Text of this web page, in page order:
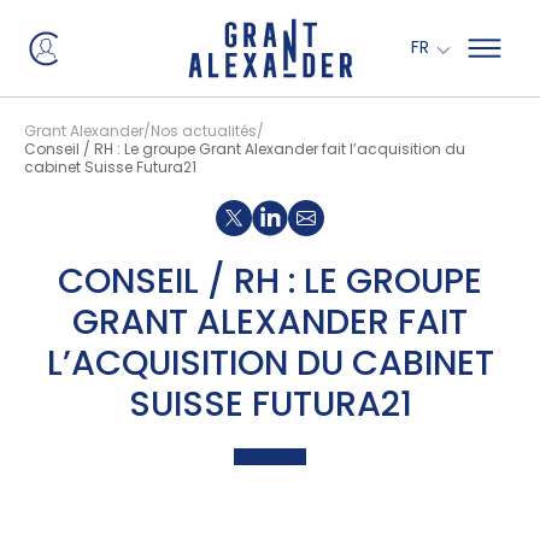
FR
Grant Alexander Nos actualités
Conseil / RH : Le groupe Grant Alexander fait l’acquisition du
cabinet Suisse Futura21
Partager sur X
Partager sur Linkedin
CONSEIL / RH : LE GROUPE
GRANT ALEXANDER FAIT
L’ACQUISITION DU CABINET
SUISSE FUTURA21